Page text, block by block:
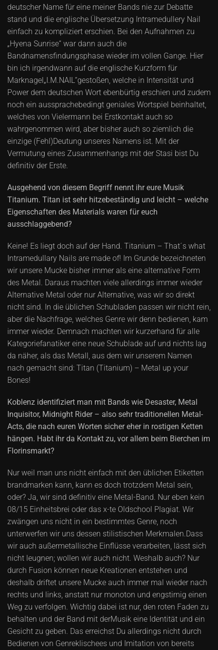
deutscher Name für eine meiner Bands nie zur Debatte
stand und die englische Übersetzung Intramedullery Nail
einfach zu kompliziert erschien. Bei den Aufnahmen zu
„Hyena Sunrise“ war dann auch die
Bandnamensfindungsphase wieder im vollen Gange. Hier
bin ich irgendwann auf die englische Kurzform für
Marknagel„I.M.NAIL“gestoßen, welche in Intensität und
Power dem deutschen Wort ebenbürtig erschien und zudem
noch ein aussprachebedingt geniales Wortspiel beinhaltet,
welches von Vielermann bei Erstkontakt auch so
wahrgenommen wird, aber bisher auch so ziemlich die
einzige (Fehl)Deutung unseres Namens ist. Mit der
Vermutung eines Zusammenhangs mit der Stasi bist Du
definitiv der Erste.
Ausgehend von diesem Begriff nennt ihr eure Musik
Titanium. Titan ist sehr hitzebeständig und leicht – welche
Eigenschaften des Materials waren für euch
ausschlaggebend?
Keine! Es liegt doch auf der Hand. Titanium – That´s what
Intramedullary Nails are made of! Im Grunde bezeichneten
wir unsere Mucke bisher immer als eine alternative Form
des Metal. Daraus machten viele allerdings immer wieder
Alternative Metal oder nur Alternative, was wir so direkt
nicht sind. In die üblichen Schubladen passen wir nicht rein,
aber die Nachfrage, welches Genre wir denn bedienen, kam
immer wieder. Demnach machten wir kurzerhand für alle
Kategoriefanatiker eine neue Schublade auf und nichts lag
da näher, als das Metall, aus dem wir unserem Namen
nach gemacht sind: Titan (Titanium) – Metal up your
Bones!
Koblenz identifiziert man mit Bands wie Desaster, Metal
Inquisitor, Midnight Rider – also sehr traditionellen Metal-
Acts, die nach euren Worten sicher eher in rostigen Ketten
hängen. Habt ihr da Kontakt zu, vor allem beim Bierchen im
Florinsmarkt?
Nur weil man uns nicht einfach mit den üblichen Etiketten
brandmarken kann, kann es doch trotzdem Metal sein,
oder? Ja, wir sind definitiv eine Metal-Band. Nur eben kein
08/15 Einheitsbrei oder das x-te Oldschool Plagiat. Wir
zwängen uns nicht in ein bestimmtes Genre, noch
unterwerfen wir uns dessen stilistischen Merkmalen.Dass
wir auch außermetallische Einflüsse verarbeiten, lässt sich
nicht leugnen; wollen wir auch nicht. Weshalb auch? Nur
durch Fusion können neue Kreationen entstehen und
deshalb driftet unsere Mucke auch immer mal wieder nach
rechts und links, anstatt nur monoton und engstirnig einen
Weg zu verfolgen. Wichtig dabei ist nur, den roten Faden zu
behalten und der Band mit derMusik eine Identität und ein
Gesicht zu geben. Das erreichst Du allerdings nicht durch
Bedienen von Genreklischees und Imitation von bereits